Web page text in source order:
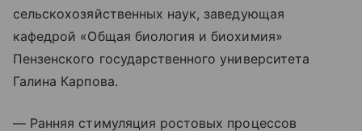
сельскохозяйственных наук, заведующая
кафедрой «Общая биология и биохимия»
Пензенского государственного университета
Галина Карпова.
— Ранняя стимуляция ростовых процессов